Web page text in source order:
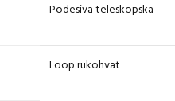
Podesiva teleskopska
Loop rukohvat